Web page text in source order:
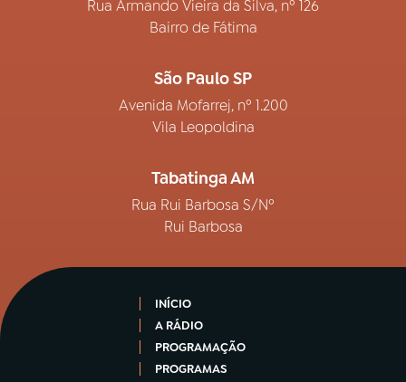
Rua Armando Vieira da Silva, nº 126
Bairro de Fátima
São Paulo SP
Avenida Mofarrej, nº 1.200
Vila Leopoldina
Tabatinga AM
Rua Rui Barbosa S/Nº
Rui Barbosa
INÍCIO
A RÁDIO
PROGRAMAÇÃO
PROGRAMAS